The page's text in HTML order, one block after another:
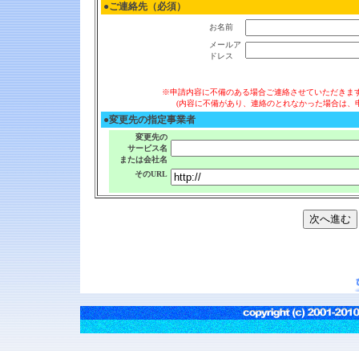
●ご連絡先（必須）
お名前
メールア
ドレス
※申請内容に不備のある場合ご連絡させていただきま
(内容に不備があり、連絡のとれなかった場合は
●変更先の指定事業者
変更先の
サービス名
または会社名
そのURL